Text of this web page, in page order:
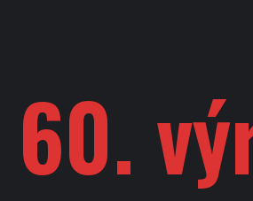
60.